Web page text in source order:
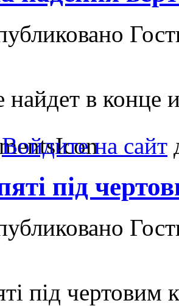
найдет в конце
Войдите на сайт
під
під чертовим